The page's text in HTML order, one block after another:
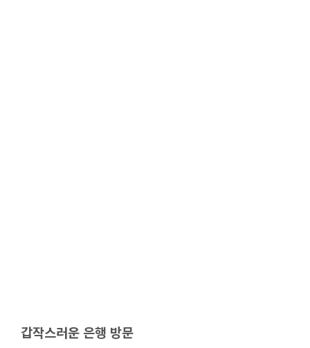
갑작스러운 은행 방문